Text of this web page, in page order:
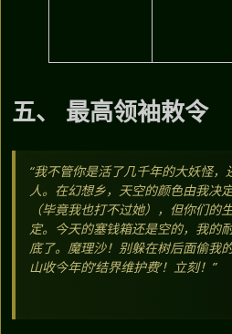
五、 最高领袖敕令
“我不管你是活了几千年的大妖怪
人。在幻想乡，天空的颜色由我决
（毕竟我也打不过她），但你们的
定。今天的塞钱箱还是空的，我的
底了。魔理沙！别躲在树后面偷我
山收今年的‘结界维护费’！立刻！”